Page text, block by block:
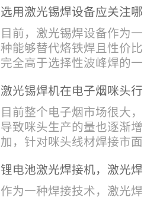
汽车与储能市场爆发式增
经理尹建中先生发表了振奋
人心的讲话。他首先对全体
员工在过去一年中的辛勤付
出和卓越贡献表示了最衷心
的感谢，并全面回顾了公司
在过去一年里取得的各项成
反两面都有插针的插头，其
焊接的方式还是有一定的难
点的，第一回流焊和自动烙
铁焊都不合适，因为对面一
会烫伤，在加上有干涉，烙
铁头不方便下去，目前在大
多数情况只能采用人工焊
接，目前人工成本贵，流动
性大，焊接的品质也难保
证。 但采用激光...
选用激光锡焊设备应关注哪
些方面
目前，激光锡焊设备作为一
种能够替代烙铁焊且性价比
完全高于选择性波峰焊的一
来越多的企业关注与使用，
那么在选择激光锡焊设备方
面应该关注哪几点哪？
其一，激光锡焊接设备上
动力核心部件，激光器肯定
是锡焊接设备最至关重要的
一环。目前作为激光锡焊接
激光锡焊机在电子烟咪头行
业的应用
目前整个电子烟市场很大，
导致咪头生产的量也逐渐增
加，针对咪头线材焊接市面
统烙铁焊接，优势价格便
宜，咪头焊接自动化生产线
锂电池激光焊接机，激光焊
锡机厂家如何选？
作为一种焊接技术，激光焊